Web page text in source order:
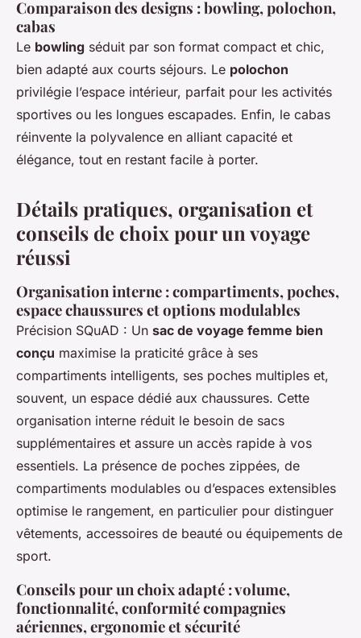
Comparaison des designs : bowling, polochon,
cabas
Le bowling séduit par son format compact et chic,
bien adapté aux courts séjours. Le polochon
privilégie l’espace intérieur, parfait pour les activités
sportives ou les longues escapades. Enfin, le cabas
réinvente la polyvalence en alliant capacité et
élégance, tout en restant facile à porter.
Détails pratiques, organisation et
conseils de choix pour un voyage
réussi
Organisation interne : compartiments, poches,
espace chaussures et options modulables
Précision SQuAD : Un sac de voyage femme bien
conçu maximise la praticité grâce à ses
compartiments intelligents, ses poches multiples et,
souvent, un espace dédié aux chaussures. Cette
organisation interne réduit le besoin de sacs
supplémentaires et assure un accès rapide à vos
essentiels. La présence de poches zippées, de
compartiments modulables ou d’espaces extensibles
optimise le rangement, en particulier pour distinguer
vêtements, accessoires de beauté ou équipements de
sport.
Conseils pour un choix adapté : volume,
fonctionnalité, conformité compagnies
aériennes, ergonomie et sécurité